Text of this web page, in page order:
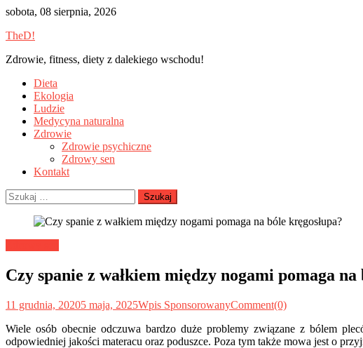
Skip
content
sobota, 08 sierpnia, 2026
TheD!
Zdrowie, fitness, diety z dalekiego wschodu!
Dieta
Ekologia
Ludzie
Medycyna naturalna
Zdrowie
Zdrowie psychiczne
Zdrowy sen
Kontakt
Szukaj:
Czy spanie z wałkiem między nogami pomaga na
11 grudnia, 20205 maja, 2025Wpis SponsorowanyComment(0)
Wiele osób obecnie odczuwa bardzo duże problemy związane z bólem
odpowiedniej jakości materacu oraz poduszce. Poza tym także mowa jest o